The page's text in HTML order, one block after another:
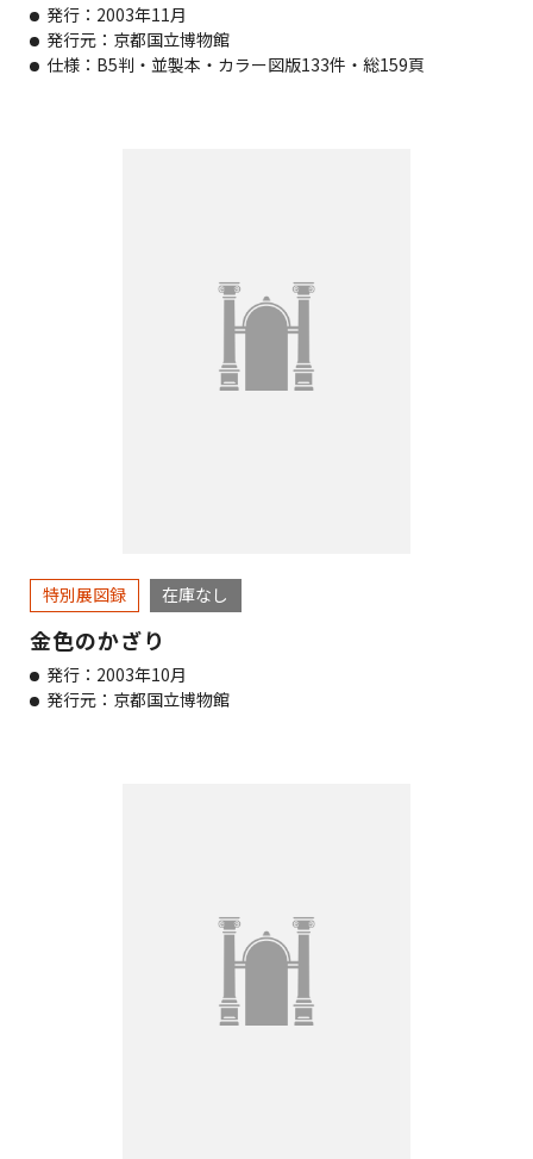
発行：2003年11月
発行元：京都国立博物館
仕様：B5判・並製本・カラー図版133件・総159頁
特別展図録 在庫なし
金色のかざり
発行：2003年10月
発行元：京都国立博物館